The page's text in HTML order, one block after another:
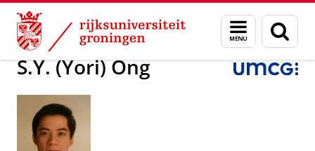
Skip
Content
Skip
Navigation
Menu
en
zoeken
Over ons S.Y. (Yori) Ong
S.Y. (Yori) Ong